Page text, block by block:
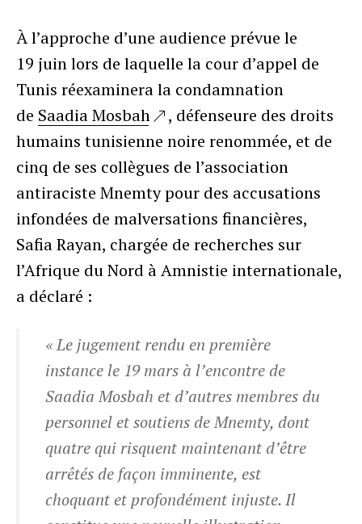
À l’approche d’une audience prévue le
19 juin lors de laquelle la cour d’appel de
Tunis réexaminera la condamnation
de Saadia Mosbah
, défenseure des droits
humains tunisienne noire renommée, et de
cinq de ses collègues de l’association
antiraciste Mnemty pour des accusations
infondées de malversations financières,
Safia Rayan, chargée de recherches sur
l’Afrique du Nord à Amnistie internationale,
a déclaré :
« Le jugement rendu en première
instance le 19 mars à l’encontre de
Saadia Mosbah et d’autres membres du
personnel et soutiens de Mnemty, dont
quatre qui risquent maintenant d’être
arrêtés de façon imminente, est
choquant et profondément injuste. Il